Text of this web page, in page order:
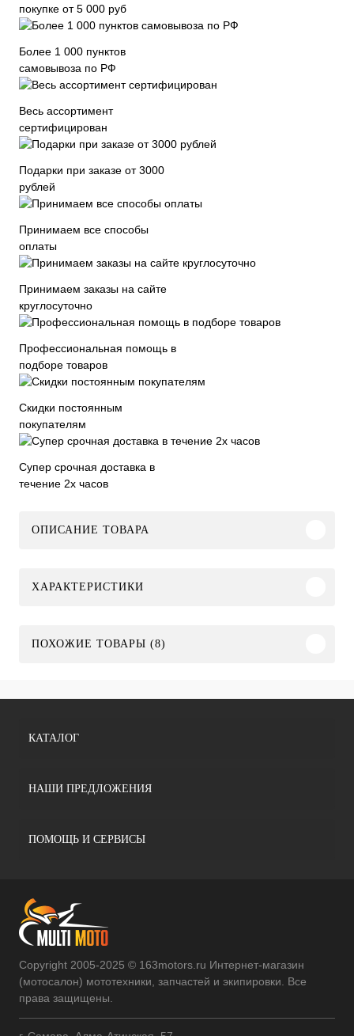
покупке от 5 000 руб
Более 1 000 пунктов
самовывоза по РФ
Весь ассортимент
сертифицирован
Подарки при заказе от 3000
рублей
Принимаем все способы
оплаты
Принимаем заказы на сайте
круглосуточно
Профессиональная помощь в
подборе товаров
Скидки постоянным
покупателям
Супер срочная доставка в
течение 2х часов
ОПИСАНИЕ ТОВАРА
ХАРАКТЕРИСТИКИ
ПОХОЖИЕ ТОВАРЫ (8)
КАТАЛОГ
НАШИ ПРЕДЛОЖЕНИЯ
ПОМОЩЬ И СЕРВИСЫ
Copyright 2005-2025 © 163motors.ru Интернет-магазин
(мотосалон) мототехники, запчастей и экипировки. Все
права защищены.